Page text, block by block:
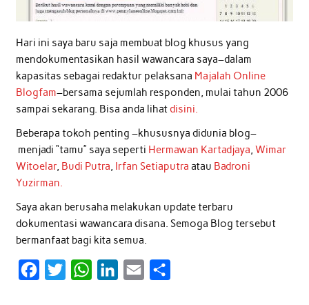
Hari ini saya baru saja membuat blog khusus yang
mendokumentasikan hasil wawancara saya–dalam
kapasitas sebagai redaktur pelaksana Majalah Online
Blogfam–bersama sejumlah responden, mulai tahun 2006
sampai sekarang. Bisa anda lihatdisini.
Beberapa tokoh penting –khususnya didunia blog–
menjadi “tamu” saya seperti Hermawan Kartadjaya, Wimar
Witoelar, Budi Putra, Irfan Setiaputra atau Badroni
Yuzirman.
Saya akan berusaha melakukan update terbaru
dokumentasi wawancara disana. Semoga Blog tersebut
bermanfaat bagi kita semua.
W